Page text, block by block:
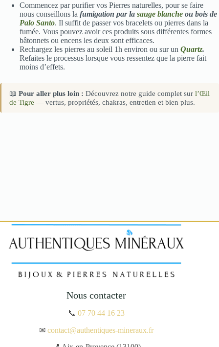
Commencez par purifier vos Pierres naturelles, pour se faire
nous conseillons la fumigation par la sauge blanche ou bois de
Palo Santo. Il suffit de passer vos bracelets ou pierres dans la
fumée. Vous pouvez avoir ces produits sous différentes formes
bâtonnets ou encens les deux sont efficaces.
Rechargez les pierres au soleil 1h environ ou sur un Quartz.
Refaites le processus lorsque vous ressentez que la pierre fait
moins d’effets.
📖 Pour aller plus loin : Découvrez notre guide complet sur l’Œil
de Tigre — vertus, propriétés, chakras, entretien et bien plus.
Nous contacter
📞07 70 44 16 23
✉contact@authentiques-mineraux.fr